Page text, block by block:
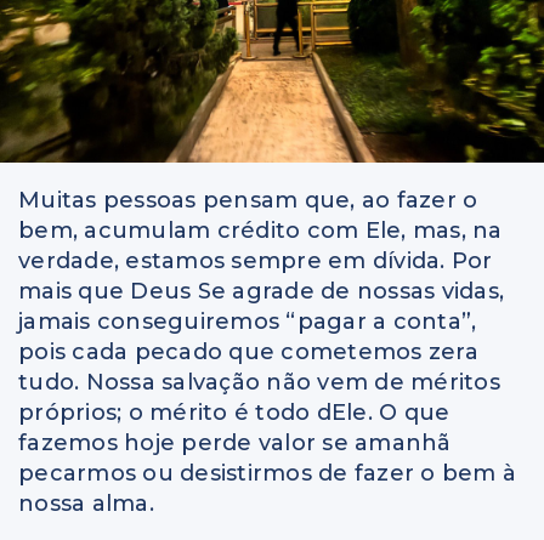
Muitas pessoas pensam que, ao fazer o
bem, acumulam crédito com Ele, mas, na
verdade, estamos sempre em dívida. Por
mais que Deus Se agrade de nossas vidas,
jamais conseguiremos “pagar a conta”,
pois cada pecado que cometemos zera
tudo. Nossa salvação não vem de méritos
próprios; o mérito é todo dEle. O que
fazemos hoje perde valor se amanhã
pecarmos ou desistirmos de fazer o bem à
nossa alma.